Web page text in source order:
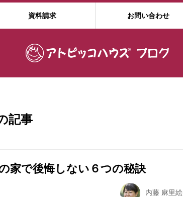
資料請求 お問い合わせ
記事
家で後悔しない６つの秘訣
内藤 麻里絵